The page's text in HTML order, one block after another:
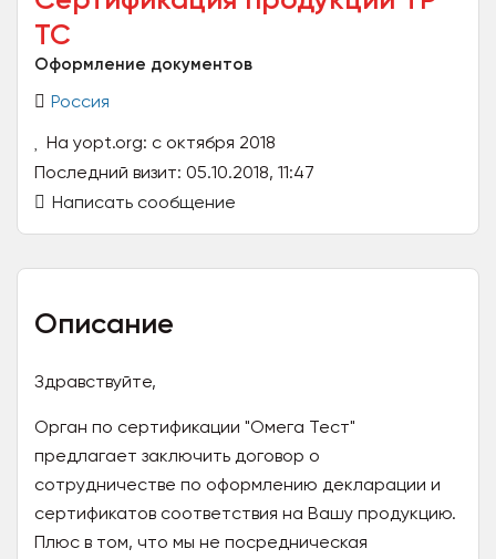
ТС
Оформление документов
Россия
На yopt.org: с октября 2018
Последний визит: 05.10.2018, 11:47
Написать сообщение
Описание
Здравствуйте,
Орган по сертификации "Омега Тест"
предлагает заключить договор о
сотрудничестве по оформлению декларации и
сертификатов соответствия на Вашу продукцию.
Плюс в том, что мы не посредническая